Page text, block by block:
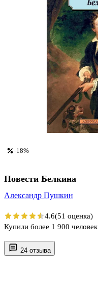
24 отзыва
-18%
Повести Белкина
Александр Пушкин
4.6(51 оценка)
Купили более 1 900 человек